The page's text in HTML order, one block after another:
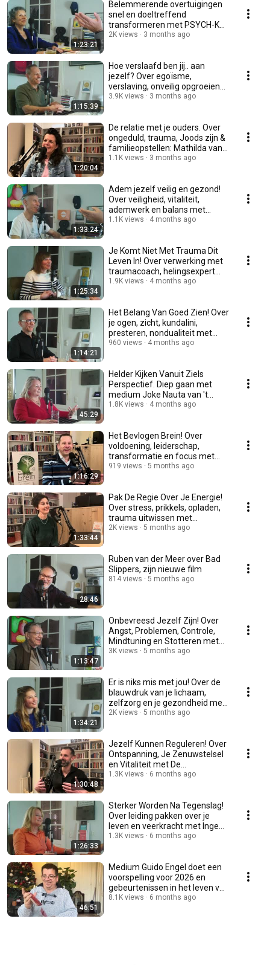
1:23:21
Belemmerende overtuigingen
snel en doeltreffend
transformeren met PSYCH-K®.
Drs. Paula van der Werff
2K views 3 months ago
1:15:39
Hoe verslaafd ben jij.. aan
jezelf? Over egoïsme,
verslaving, onveilig opgroeien
met René van Collem
3.9K views 3 months ago
1:20:04
De relatie met je ouders. Over
ongeduld, trauma, Joods zijn &
familieopstellen: Mathilda van
den Hof
1.1K views 3 months ago
1:33:24
Adem jezelf veilig en gezond!
Over veiligheid, vitaliteit,
ademwerk en balans met
Jerome Wehrens
1.1K views 4 months ago
1:25:34
Je Komt Niet Met Trauma Dit
Leven In! Over verwerking met
traumacoach, helingsexpert
Rianne van Kuil
1.9K views 4 months ago
1:14:21
Het Belang Van Goed Zien! Over
je ogen, zicht, kundalini,
presteren, nondualiteit met
Tom Werrelmann
960 views 4 months ago
45:29
Helder Kijken Vanuit Ziels
Perspectief. Diep gaan met
medium Joke Nauta van 't
Bureau voor Zielkunde
1.8K views 4 months ago
1:16:29
Het Bevlogen Brein! Over
voldoening, leiderschap,
transformatie en focus met
Ronald van der Molen
919 views 5 months ago
1:33:44
Pak De Regie Over Je Energie!
Over stress, prikkels, opladen,
trauma uitwissen met
Chantalle Weemaes
2K views 5 months ago
28:46
Ruben van der Meer over Bad
Slippers, zijn nieuwe film
814 views 5 months ago
1:13:47
Onbevreesd Jezelf Zijn! Over
Angst, Problemen, Controle,
Mindtuning en Stotteren met
Pieter Frijters
3K views 5 months ago
1:34:21
Er is niks mis met jou! Over de
blauwdruk van je lichaam,
zelfzorg en je gezondheid met
Mia Wessels
2K views 5 months ago
1:30:48
Jezelf Kunnen Reguleren! Over
Ontspanning, Je Zenuwstelsel
en Vitaliteit met De
Mannencoach Leon Nan
1.3K views 6 months ago
1:26:33
Sterker Worden Na Tegenslag!
Over leiding pakken over je
leven en veerkracht met Inge
Miltenburg-Bos
1.3K views 6 months ago
46:51
Medium Guido Engel doet een
voorspelling voor 2026 en
gebeurtenissen in het leven van
Patrick Kicken
8.1K views 6 months ago